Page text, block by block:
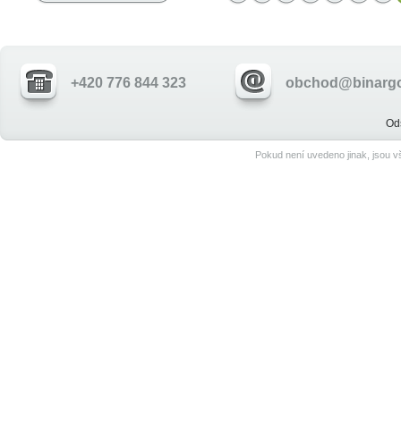
+420 776 844 323
Pokud není uvedeno jinak, jsou